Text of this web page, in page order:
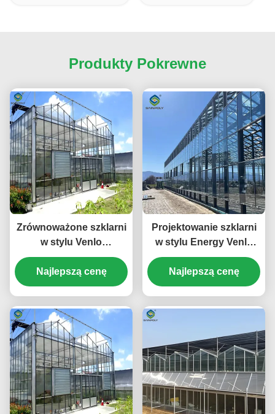
Produkty Pokrewne
Zrównoważone szklarni
w stylu Venlo
wykorzystujące
materiały energetyczne i
systemy odnawialnych
wspierające inicjatywy
w zakresie zielonego
rolnictwa
Najlepszą cenę
Projektowanie szklarni
w stylu Energy Venlo
odpowiednie do
produkcji rolnej na dużą
skalę, poprawiające
Najlepszą cenę